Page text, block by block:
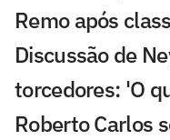
Remo após
Discussão de
torcedores: 'O
Roberto Carlos